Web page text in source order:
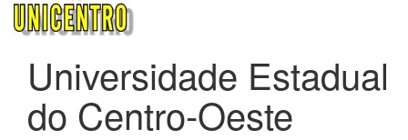
Universidade Estadual
do Centro-Oeste